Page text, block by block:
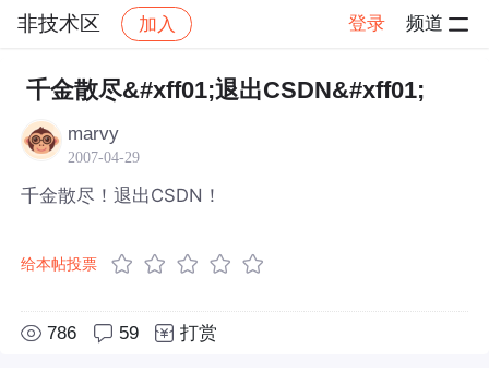
非技术区 加入 登录 频道
社区 非技术区 帖子详情
千金散尽&#xff01;退出CSDN&#xff01;
marvy
2007-04-29
千金散尽！退出CSDN！
给本帖投票
786 59 打赏